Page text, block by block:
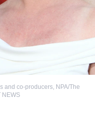
and co-producers, NPA/The
NEWS